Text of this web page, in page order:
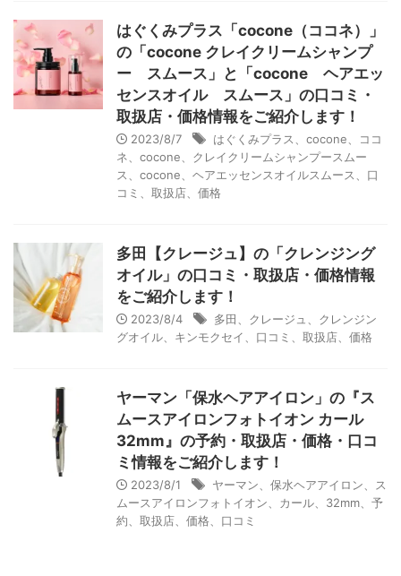
はぐくみプラス「cocone（ココネ）」
の「cocone クレイクリームシャンプ
ー スムース」と「cocone ヘアエッ
センスオイル スムース」の口コミ・
取扱店・価格情報をご紹介します！
2023/8/7
はぐくみプラス、cocone、ココ
ネ、cocone、クレイクリームシャンプースムー
ス、cocone、ヘアエッセンスオイルスムース、口
コミ、取扱店、価格
多田【クレージュ】の「クレンジング
オイル」の口コミ・取扱店・価格情報
をご紹介します！
2023/8/4
多田、クレージュ、クレンジン
グオイル、キンモクセイ、口コミ、取扱店、価格
ヤーマン「保水ヘアアイロン」の『ス
ムースアイロンフォトイオン カール
32mm』の予約・取扱店・価格・口コ
ミ情報をご紹介します！
2023/8/1
ヤーマン、保水ヘアアイロン、ス
ムースアイロンフォトイオン、カール、32mm、予
約、取扱店、価格、口コミ